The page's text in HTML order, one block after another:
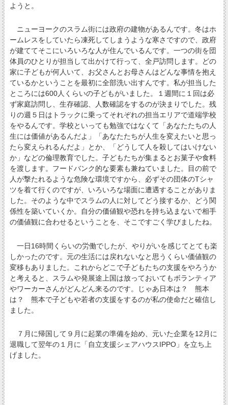
ようと。
ニューヨークのスラム街には政府の建物があるんです。冬はホ
ームレスをしていたら凍死してしまうような寒さですので、政府
が建ててそこにいろいろな人が住んでいるんです。一つの街を団
体員のひとりが担当して出かけて行って、全戸訪問します。どの
家に子どもが何人いて、お父さんとお母さんはどんな事情を抱え
ているかということを最初に全部洗い出すんです。私が担当した
ところには600人くらいの子どもがいました。１週間に１回は必
ず家庭訪問し、生存確認、人数確認をするのが決まりでした。残
りの週５日はトラックに乗ってそれぞれの担当エリアで道端学校
をやるんです。学校といっても勉強ではなくて「あなたたちの人
生には価値があるんだよ」「あなたたちが人生を変えたいと思っ
たら変えられるんだよ」とか、「どうして人を殺してはいけない
か」などの倫理教育でした。子どもたちが集まるとお菓子や食料
を渡します。フードバンク的な要素も兼ねていました。目の前で
人が撃たれるような危険な環境ですから、必ずその団体のTシャ
ツを着て行くのですが、いろいろな場面に遭遇することがありま
した。そのような中でスラムの人に対してどう接するか、どう関
係性を築いていくか。自分の価値観や恐れを持ち込まないで相手
の価値観に合わせるということを、そこですごく学びましたね。
一日16時間くらいの労働でしたが、やりがいを感じてとても楽
しかったのです。元の生活には戻れないなと思うくらい価値観の
変移もありました。これからどこで子どもたちの支援をやろうか
と考えると、スラムや発展途上国は放っておいてもボランティア
やワーカーさんがどんどん来るのです。じゃあ日本は？ 熊本
は？ 熊本で子どもや若者の支援をするのが私の使命だと確信し
ました。
７月に帰国して９月に起業の準備を始め、元いた企業を12月に
退職して翌年の１月に「自立支援シェアハウスIPPO」を立ち上
げました。